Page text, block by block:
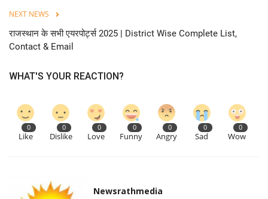
NEXT NEWS
राजस्थान के सभी एयरपोर्ट्स 2025 | District Wise Complete List,
Contact & Email
WHAT'S YOUR REACTION?
0
Like
0
Dislike
0
Love
0
Funny
0
Angry
0
Sad
0
Wow
Newsrathmedia